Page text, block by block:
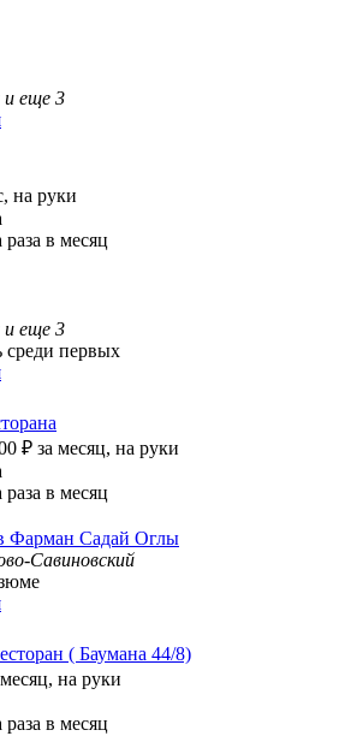
и еще 3
на руки
в месяц
и еще 3
среди первых
₽ за месяц, на руки
в месяц
Фарман Садай Оглы
Савиновский
( Баумана 44/8)
на руки
в месяц